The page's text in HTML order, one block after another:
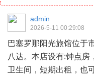
admin
2026-5-11 00:29:08
巴塞罗那阳光旅馆位于
八达。本店设有:钟点房
卫生间，短期出租，也